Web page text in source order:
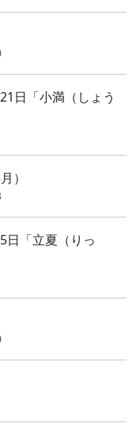
日「小満（しょう
）
「立夏（りっ